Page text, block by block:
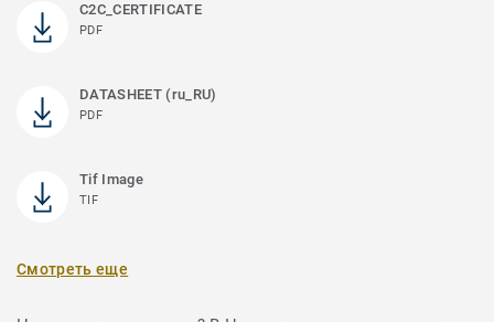
C2C_CERTIFICATE
PDF
DATASHEET (ru_RU)
PDF
Tif Image
TIF
Смотреть еще